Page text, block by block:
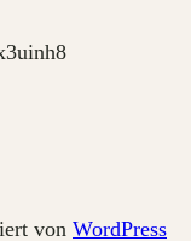
von WordPress